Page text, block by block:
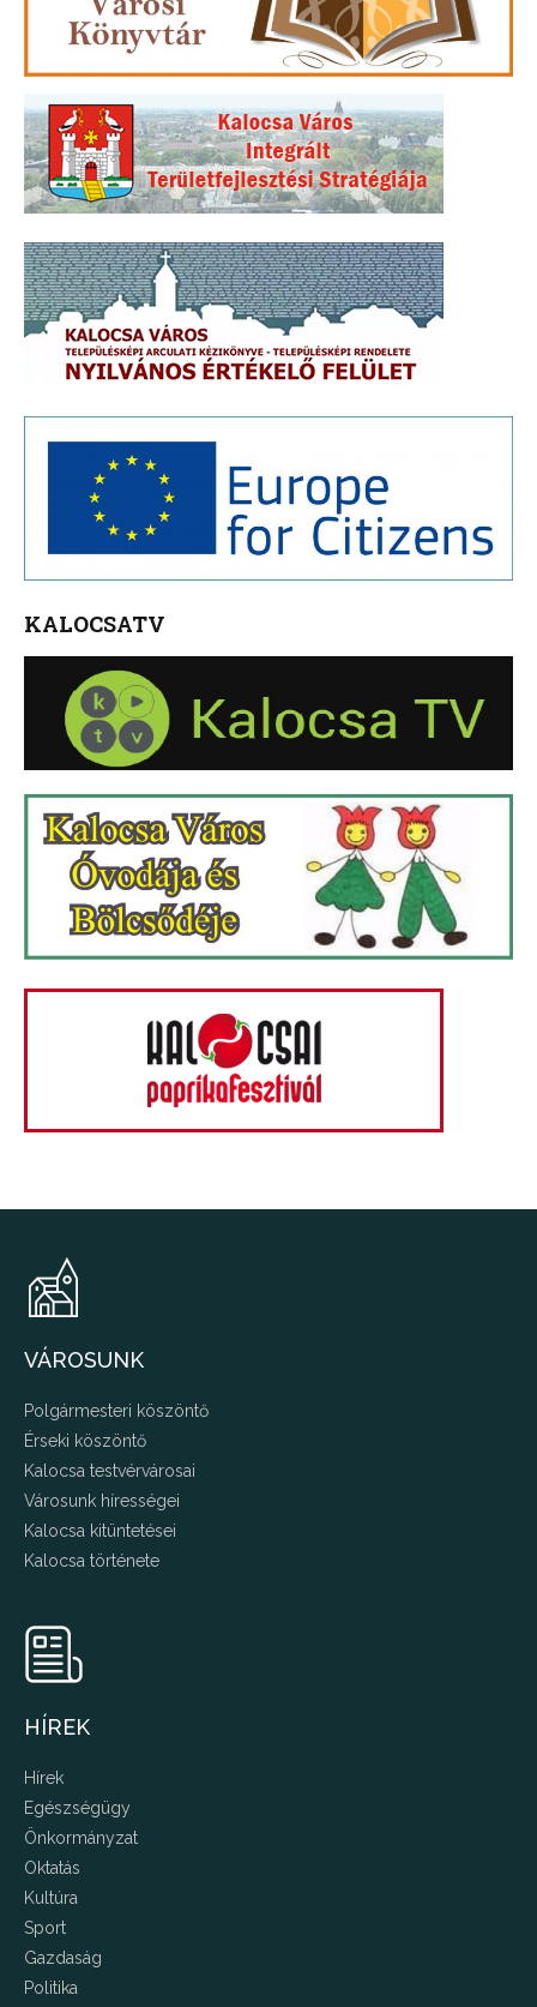
KALOCSATV
VÁROSUNK
Polgármesteri köszöntő
Érseki köszöntő
Kalocsa testvérvárosai
Városunk hírességei
Kalocsa kitüntetései
Kalocsa története
HÍREK
Hírek
Egészségügy
Önkormányzat
Oktatás
Kultúra
Sport
Gazdaság
Politika